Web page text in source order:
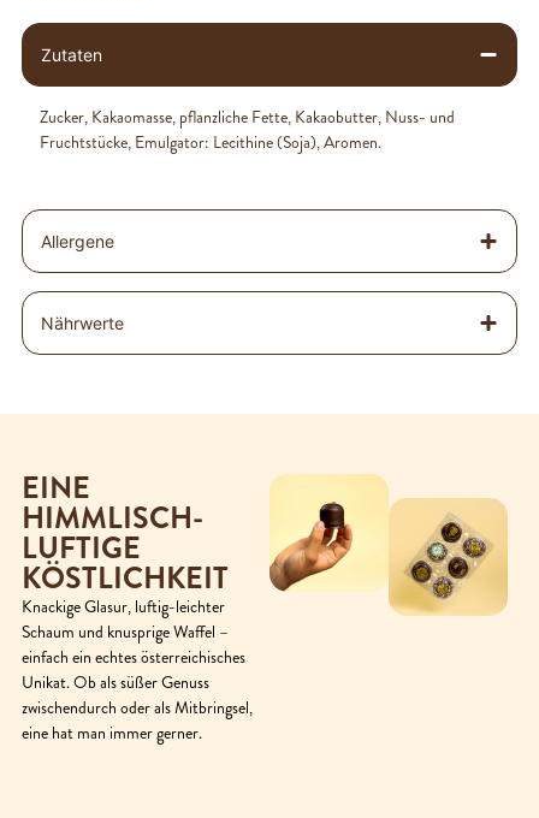
Zutaten
Zucker, Kakaomasse, pflanzliche Fette, Kakaobutter, Nuss- und
Fruchtstücke, Emulgator: Lecithine (Soja), Aromen.
Allergene
Nährwerte
EINE
HIMMLISCH-
LUFTIGE
KÖSTLICHKEIT
Knackige Glasur, luftig-leichter
Schaum und knusprige Waffel –
einfach ein echtes österreichisches
Unikat. Ob als süßer Genuss
zwischendurch oder als Mitbringsel,
eine hat man immer gerner.